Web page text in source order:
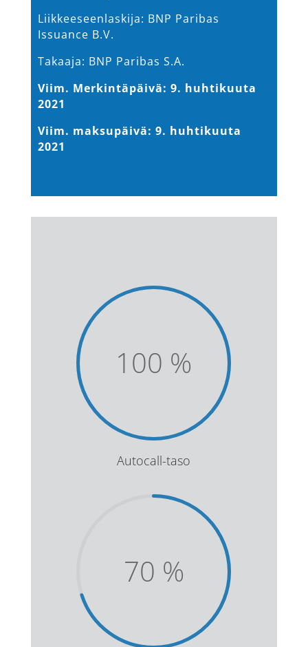
Liikkeeseenlaskija: BNP Paribas
Issuance B.V.
Takaaja: BNP Paribas S.A.
Viim. Merkintäpäivä: 9. huhtikuuta
2021
Viim. maksupäivä: 9. huhtikuuta
2021
100 %
Autocall-taso
70 %